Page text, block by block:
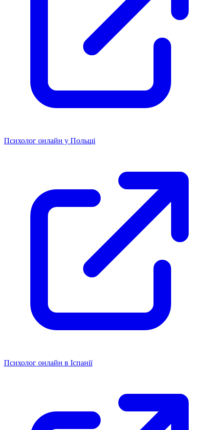
Психолог онлайн у Польщі
Психолог онлайн в Іспанії